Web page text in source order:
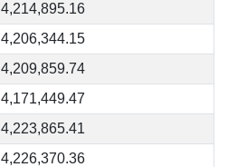
4,214,895.16
4,206,344.15
4,209,859.74
4,171,449.47
4,223,865.41
4,226,370.36